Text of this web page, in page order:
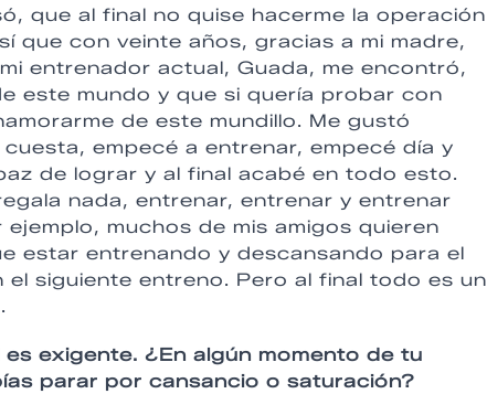
que al final no quise hacerme la operación
que con veinte años, gracias a mi madre,
entrenador actual, Guada, me encontró,
este mundo y que si quería probar con
de este mundillo. Me gustó
empecé a entrenar, empecé día y
de lograr y al final acabé en todo esto.
nada, entrenar, entrenar y entrenar
muchos de mis amigos quieren
estar entrenando y descansando para el
siguiente entreno. Pero al final todo es un
exigente. ¿En algún momento de tu
parar por cansancio o saturación?